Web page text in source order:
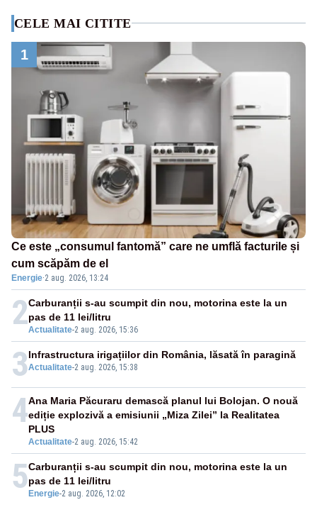
CELE MAI CITITE
1
Ce este „consumul fantomă” care ne umflă facturile și
cum scăpăm de el
Energie·2 aug. 2026, 13:24
2Actualitate-2 aug. 2026, 15:36
Carburanții s-au scumpit din nou, motorina este la un
pas de 11 lei/litru
3Actualitate-2 aug. 2026, 15:38
Infrastructura irigațiilor din România, lăsată în paragină
4
Actualitate-2 aug. 2026, 15:42
Ana Maria Păcuraru demască planul lui Bolojan. O nouă
ediție explozivă a emisiunii „Miza Zilei” la Realitatea
PLUS
5 Energie-2 aug. 2026, 12:02
Carburanții s-au scumpit din nou, motorina este la un
pas de 11 lei/litru